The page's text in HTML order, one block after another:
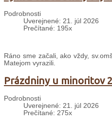
Podrobnosti
Uverejnené: 21. júl 2026
Prečítané: 195x
Ráno sme začali, ako vždy,
Matejom vyrazili.
Prázdniny u minoritov
Podrobnosti
Uverejnené: 21. júl 2026
Prečítané: 275x